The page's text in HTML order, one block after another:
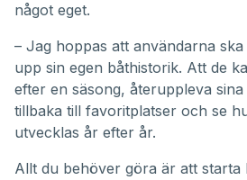
något eget.
– Jag hoppas att användarna
upp sin egen båthistorik. Att de
efter en säsong, återuppleva
tillbaka till favoritplatser och se
utvecklas år efter år.
Allt du behöver göra är att starta